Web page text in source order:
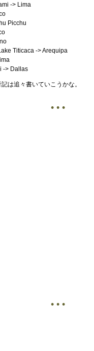
-> Lima
Picchu
Titicaca -> Arequipa
-> Dallas
は追々書いていこうかな。
• • •
• • •